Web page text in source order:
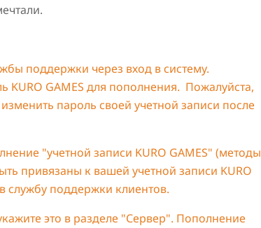
поддержки через вход в систему.
KURO GAMES для пополнения. Пожалуйста,
пароль своей учетной записи после
"учетной записи KURO GAMES" (методы
привязаны к вашей учетной записи KURO
службу поддержки клиентов.
это в разделе "Сервер". Пополнение